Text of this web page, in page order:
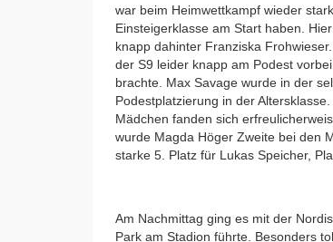
war beim Heimwettkampf wieder
Einsteigerklasse am Start haben.
knapp dahinter Franziska
der S9 leider knapp am Podest
brachte. Max Savage wurde in der
Podestplatzierung in der
Mädchen fanden sich
wurde Magda Höger Zweite bei den
starke 5. Platz für Lukas Speicher,
Am Nachmittag ging es mit der
Park am Stadion führte. Besonders